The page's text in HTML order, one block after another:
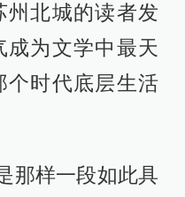
州北城的读者发
成为文学中最天
个时代底层生活
那样一段如此具